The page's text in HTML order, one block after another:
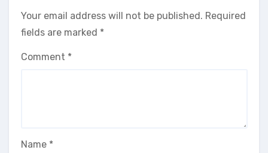
Your email address will not be published. Required
fields are marked *
Comment *
Name *